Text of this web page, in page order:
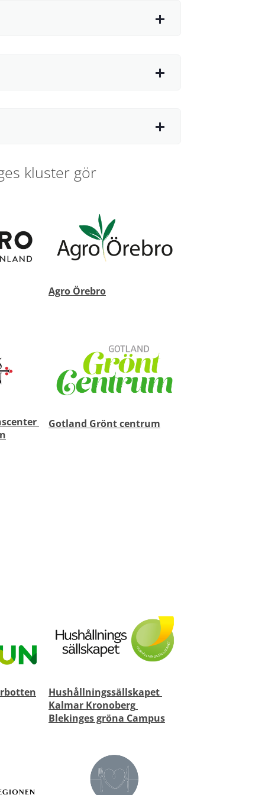
kluster gör
Agro Örebro
Gotland Grönt centrum
Hushållningssällskapet
Kalmar Kronoberg
Blekinges gröna Campus